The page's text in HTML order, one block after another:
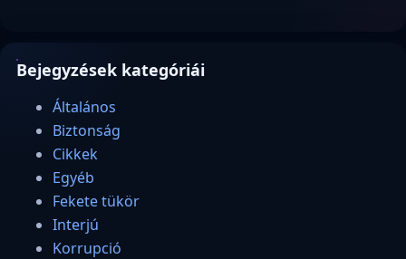
Bejegyzések kategóriái
Általános
Biztonság
Cikkek
Egyéb
Fekete tükör
Interjú
Korrupció